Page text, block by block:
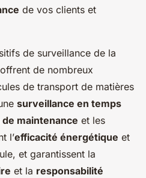
de vos clients et
de surveillance de la
de nombreux
de transport de matières
surveillance en temps
maintenance et les
l’efficacité énergétique et
et garantissent la
et la responsabilité